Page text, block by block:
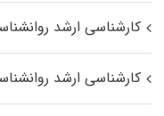
کارشناسی ارشد
کارشناسی ارشد